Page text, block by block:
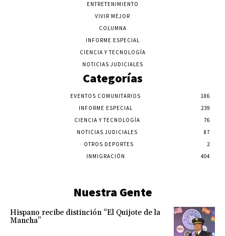
ENTRETENIMIENTO
VIVIR MEJOR
COLUMNA
INFORME ESPECIAL
CIENCIA Y TECNOLOGÍA
NOTICIAS JUDICIALES
Categorías
EVENTOS COMUNITARIOS
186
INFORME ESPECIAL
239
CIENCIA Y TECNOLOGÍA
76
NOTICIAS JUDICIALES
87
OTROS DEPORTES
2
INMIGRACIÓN
404
Nuestra Gente
Hispano recibe distinción “El Quijote de la
Mancha”